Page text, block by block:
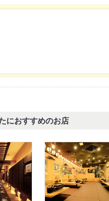
におすすめのお店